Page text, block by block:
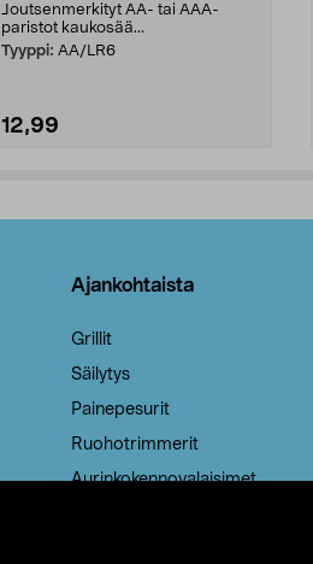
Joutsenmerkityt AA- tai AAA-
paristot kaukosää...
Tyyppi: AA/LR6
12,99
Ajankohtaista
Grillit
Säilytys
Painepesurit
Ruohotrimmerit
Aurinkokennovalaisimet